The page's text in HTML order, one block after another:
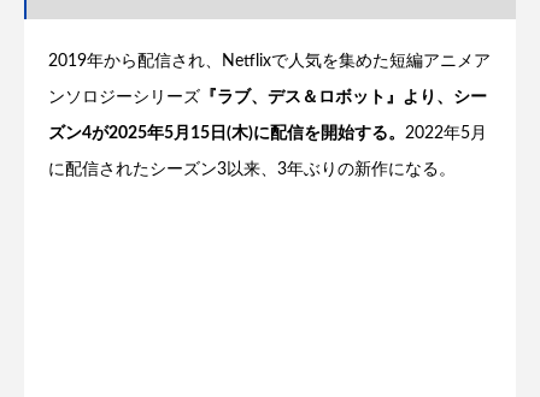
2019年から配信され、Netflixで人気を集めた短編アニメア
ンソロジーシリーズ 『ラブ、デス＆ロボット』より、シー
ズン4が2025年5月15日(木)に配信を開始する。 2022年5月
に配信されたシーズン3以来、3年ぶりの新作になる。